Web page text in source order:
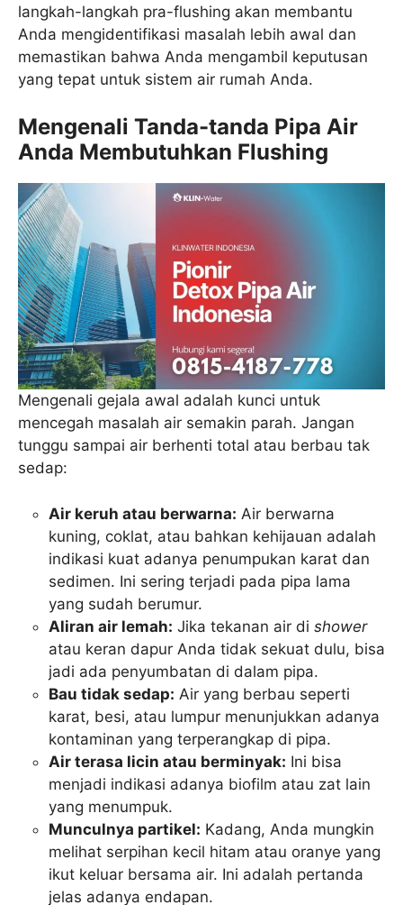
langkah-langkah pra-flushing akan membantu
Anda mengidentifikasi masalah lebih awal dan
memastikan bahwa Anda mengambil keputusan
yang tepat untuk sistem air rumah Anda.
Mengenali Tanda-tanda Pipa Air
Anda Membutuhkan Flushing
Mengenali gejala awal adalah kunci untuk
mencegah masalah air semakin parah. Jangan
tunggu sampai air berhenti total atau berbau tak
sedap:
Air keruh atau berwarna: Air berwarna
kuning, coklat, atau bahkan kehijauan adalah
indikasi kuat adanya penumpukan karat dan
sedimen. Ini sering terjadi pada pipa lama
yang sudah berumur.
Aliran air lemah: Jika tekanan air di shower
atau keran dapur Anda tidak sekuat dulu, bisa
jadi ada penyumbatan di dalam pipa.
Bau tidak sedap: Air yang berbau seperti
karat, besi, atau lumpur menunjukkan adanya
kontaminan yang terperangkap di pipa.
Air terasa licin atau berminyak: Ini bisa
menjadi indikasi adanya biofilm atau zat lain
yang menumpuk.
Munculnya partikel: Kadang, Anda mungkin
melihat serpihan kecil hitam atau oranye yang
ikut keluar bersama air. Ini adalah pertanda
jelas adanya endapan.